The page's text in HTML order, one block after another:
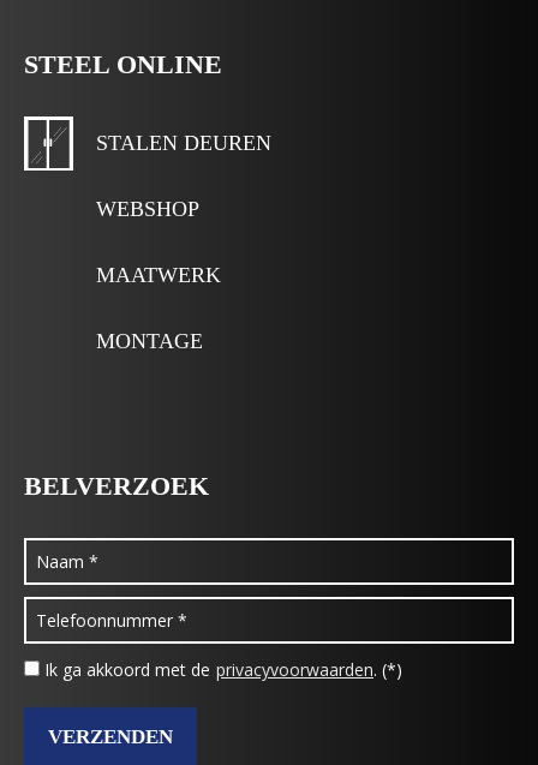
STEEL ONLINE
STALEN DEUREN
WEBSHOP
MAATWERK
MONTAGE
BELVERZOEK
Ik ga akkoord met de privacyvoorwaarden. (*)